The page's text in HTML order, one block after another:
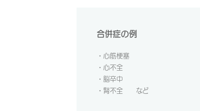
合併症の例
・心筋梗塞
・心不全
・脳卒中
・腎不全 など